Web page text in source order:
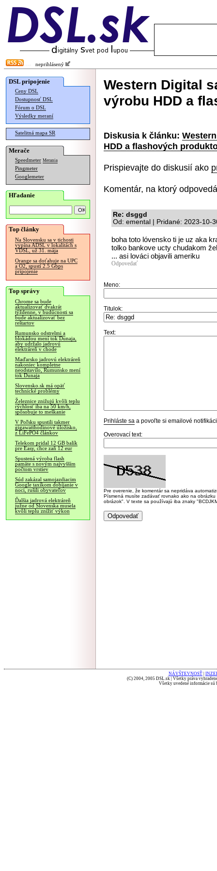
neprihlásený
DSL pripojenie
Ceny DSL
Dostupnosť DSL
Fórum o DSL
Výsledky meraní
Satelitná mapa SR
Merače
Speedmeter Merania
Pingmeter
Googlemeter
Hľadanie
Top články
Na Slovensku sa v tichosti
vypína ADSL v lokalitách s
VDSL, už 31. mája
Orange sa doťahuje na UPC
a O2, spustí 2.5 Gbps
pripojenie
Top správy
Chrome sa bude
aktualizovať dvakrát
týždenne, v budúcnosti sa
bude aktualizovať bez
reštartov
Rumunsko odstrelmi a
blokádou mení tok Dunaja,
aby udržalo jadrovú
elektráreň v chode
Maďarsko jadrovú elektráreň
nakoniec kompletne
neodstavilo, Rumunsko mení
tok Dunaja
Slovensko.sk má opäť
technické problémy
Železnice znižujú kvôli teplu
rýchlosť iba na 50 km/h,
spôsobuje to meškanie
V Poľsku spustili takmer
gigawatthodinové úložisko,
z LiFePO4 článkov
Telekom pridal 12 GB balík
pre Easy, chce zaň 12 eur
Spustená výroba flash
pamäte s novým najvyšším
počtom vrstiev
Súd zakázal samojazdiacim
Google taxíkom dobíjanie v
noci, rušili obyvateľov
Ďalšia jadrová elektráreň
južne od Slovenska musela
kvôli teplu znížiť výkon
Western Digital
výrobu HDD a
Diskusia k článku:
HDD a flashových
Prispievajte do diskusií ako
Komentár, na ktorý
Re: dsggd
Od: emental | Pridané: 2023-10-
boha toto lóvensko ti je uz aka
tolko bankove ucty chudakom
... asi lováci objavili ameriku
Odpovedať
Meno:
Titulok:
Text:
Prihláste sa a povoľte si emailové
Overovací text:
Pre overenie, že komentár sa nepridáva
Písmená musíte zadávať rovnako ako na
obrázok". V texte sa používajú iba znaky
NÁVŠTEVNOSŤ
(C) 2004, 2005 DSL.sk | Všetky práva
Všetky uvedené informácie sú